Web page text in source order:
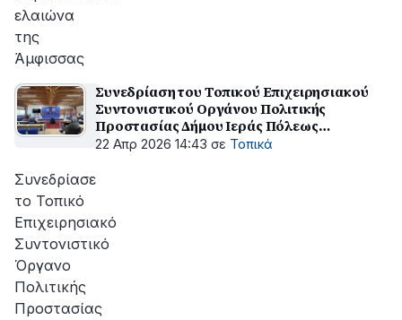
ελαιώνα
της
Άμφισσας
Συνεδρίαση του Τοπικού Επιχειρησιακού
Συντονιστικού Οργάνου Πολιτικής
Προστασίας Δήμου Ιεράς Πόλεως
Μεσολογγίου
22 Απρ 2026 14:43 σε Τοπικά
Συνεδρίασε
το Τοπικό
Επιχειρησιακό
Συντονιστικό
Όργανο
Πολιτικής
Προστασίας